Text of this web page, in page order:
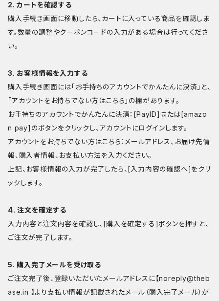
2. カートを確認する
購入手続き画面に移動したら、カートに入っている商品を確認しま
す。数量の調整やクーポンコードの入力がある場合は行ってくださ
い。
3. お客様情報を入力する
購入手続き画面には「お手持ちのアカウントでかんたんに決済」と、
「アカウントをお持ちでない方はこちら」の欄があります。
お手持ちのアカウントでかんたんに決済：[PayID]または[amazo
n pay]のボタンをクリックし、アカウントにログインします。
アカウントをお持ちでない方はこちら：メールアドレス、お届け先情
報、購入者情報、お支払い方法を入力ください。
上記、お客様情報の入力が完了したら、[入力内容の確認へ]をクリ
ックします。
4. 注文を確定する
入力内容と注文内容を確認し、[購入を確定する]ボタンを押すと、
ご注文が完了します。
5. 購入完了メールを受け取る
ご注文完了後、登録いただいたメールアドレスに【noreply@theb
ase.in 】より支払い情報が記載されたメール（購入完了メール）が